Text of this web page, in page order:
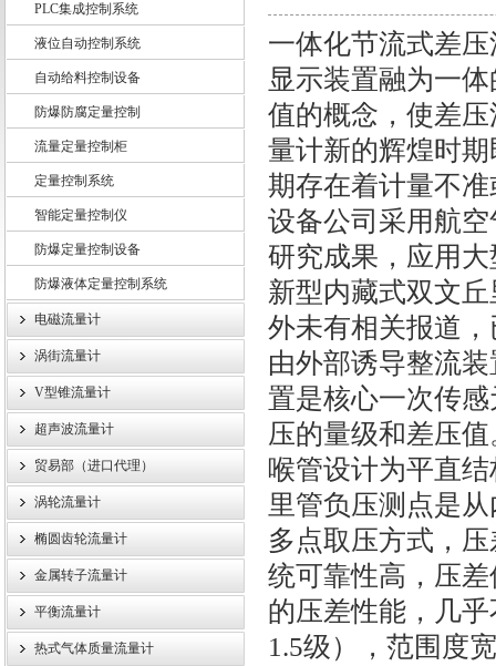
上海龙魁工业技术有限责任公司
PLC集成控制系统
液位自动控制系统
自动给料控制设备
防爆防腐定量控制
流量定量控制柜
定量控制系统
智能定量控制仪
防爆定量控制设备
防爆液体定量控制系统
电磁流量计
涡街流量计
V型锥流量计
超声波流量计
贸易部（进口代理）
涡轮流量计
椭圆齿轮流量计
金属转子流量计
平衡流量计
热式气体质量流量计
一体化节流式差
显示装置融为一
值的概念，使差
量计新的辉煌时
期存在着计量不
设备公司采用航
研究成果，应用
新型内藏式双文
外未有相关报道
由外部诱导整流
置是核心一次传
压的量级和差压
喉管设计为平直
里管负压测点是
多点取压方式，
统可靠性高，压
的压差性能，几
1.5级），范围度